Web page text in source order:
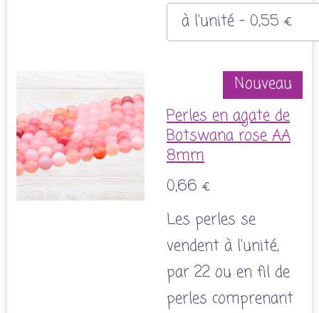
Nouveau
Perles en agate de
Botswana rose AA
8mm
0,66 €
Les perles se
vendent à l'unité,
par 22 ou en fil de
perles comprenant